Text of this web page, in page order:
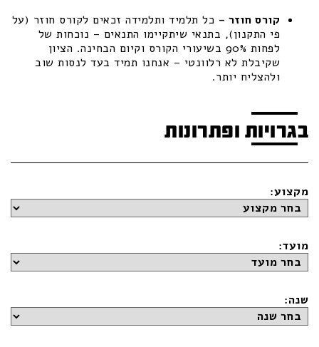
קורס חוזר – כל תלמיד ותלמידה זכאים לקורס חוזר (על
פי התקנון), בתנאי שיתקיימו התנאים – נוכחות של
לפחות 90% בשיעורי הקורס וקיום הבחינה. הציון
שקיבלת לא רלוונטי – אנחנו תמיד בעד לנסות שוב
ולהצליח יותר.
בגרויות ופתרונות
מקצוע:
מועד:
שנה: